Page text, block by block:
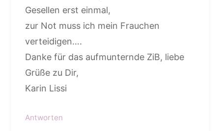
Gesellen erst einmal,
zur Not muss ich mein Frauchen
verteidigen….
Danke für das aufmunternde ZiB, liebe
Grüße zu Dir,
Karin Lissi
Antworten